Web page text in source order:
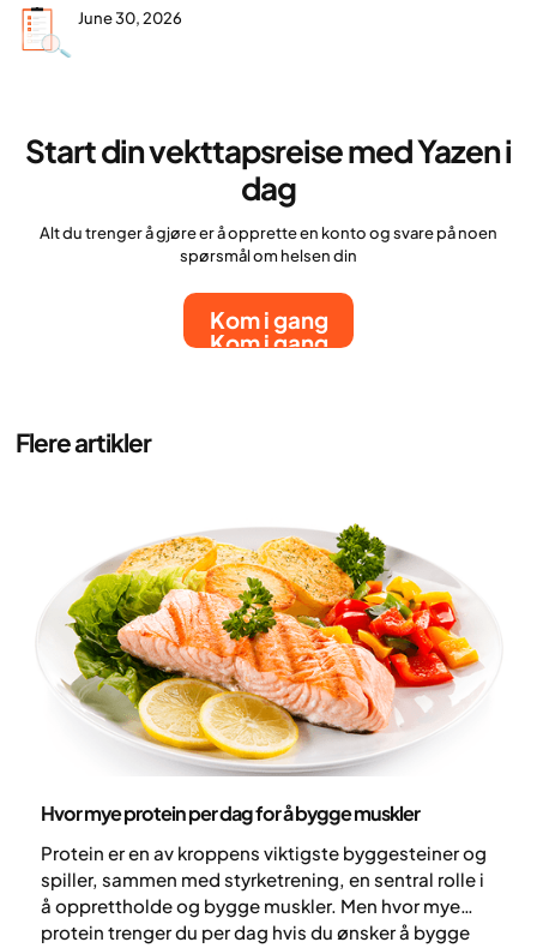
June 30, 2026
Start din vekttapsreise med Yazen i
dag
Alt du trenger å gjøre er å opprette en konto og svare på noen
spørsmål om helsen din
Kom i gang
Kom i gang
Flere artikler
Hvor mye protein per dag for å bygge muskler
Protein er en av kroppens viktigste byggesteiner og
spiller, sammen med styrketrening, en sentral rolle i
å opprettholde og bygge muskler. Men hvor mye
protein trenger du per dag hvis du ønsker å bygge